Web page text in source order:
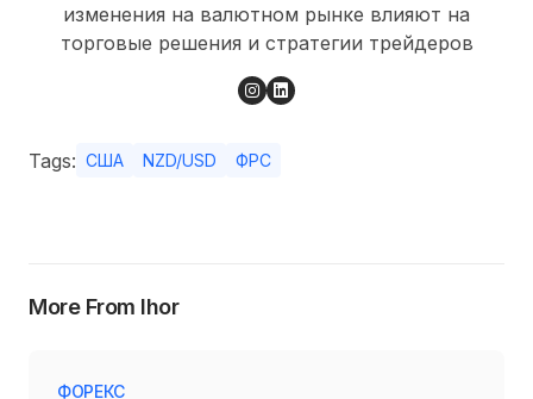
изменения на валютном рынке влияют на
торговые решения и стратегии трейдеров
Tags: США NZD/USD ФРС
More From Ihor
ФОРЕКС